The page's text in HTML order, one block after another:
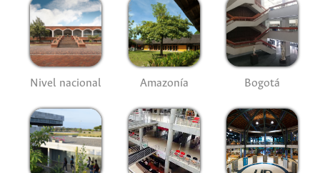
Nivel nacional Amazonía Bogotá